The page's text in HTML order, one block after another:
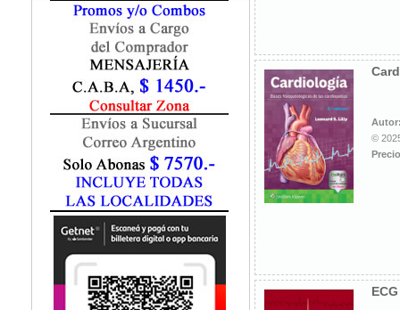
Farmacia / Farmacología
Fisiatría / Kinesiología
Fisiología / Fisiopatología
Fonoaudiología
Gastroenterología
Geriatría
Ginecología / Obstetricia
Hematología
Histología
Homeopatía
Infectología
Inmunología
Instrumentación Quirurgica
©